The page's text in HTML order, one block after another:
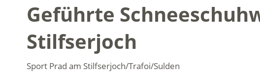
Geführte
Stilfserjoch
Sport Prad am Stilfserjoch/Trafoi/Sulden